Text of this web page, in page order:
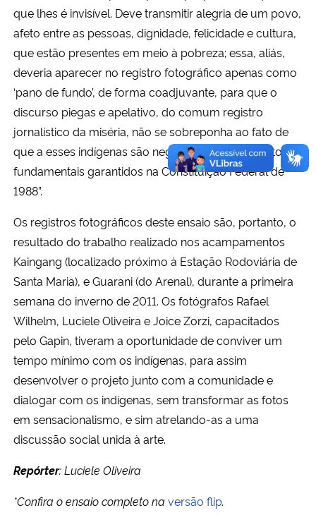
que lhes é invisível. Deve transmitir alegria de um povo,
afeto entre as pessoas, dignidade, felicidade e cultura,
que estão presentes em meio à pobreza; essa, aliás,
deveria aparecer no registro fotográfico apenas como
‘pano de fundo’, de forma coadjuvante, para que o
discurso piegas e apelativo, do comum registro
jornalístico da miséria, não se sobreponha ao fato de
que a esses indígenas são negados todos os direitos
fundamentais garantidos na Constituição Federal de
1988”.
Os registros fotográficos deste ensaio são, portanto, o
resultado do trabalho realizado nos acampamentos
Kaingang (localizado próximo à Estação Rodoviária de
Santa Maria), e Guarani (do Arenal), durante a primeira
semana do inverno de 2011. Os fotógrafos Rafael
Wilhelm, Luciele Oliveira e Joice Zorzi, capacitados
pelo Gapin, tiveram a oportunidade de conviver um
tempo mínimo com os indígenas, para assim
desenvolver o projeto junto com a comunidade e
dialogar com os indígenas, sem transformar as fotos
em sensacionalismo, e sim atrelando-as a uma
discussão social unida à arte.
Repórter: Luciele Oliveira
*Confira o ensaio completo na versão flip.